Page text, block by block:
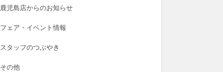
鹿児島店からのお知らせ
フェア・イベント情報
スタッフのつぶやき
その他